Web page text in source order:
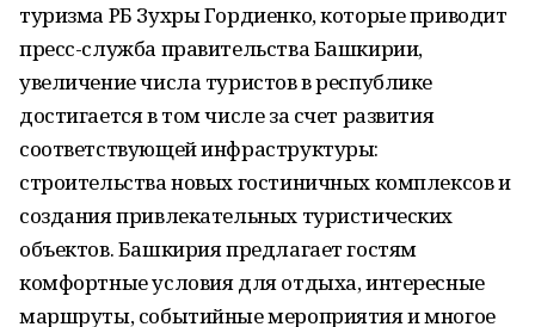
туризма РБ Зухры Гордиенко, которые приводит
пресс-служба правительства Башкирии,
увеличение числа туристов в республике
достигается в том числе за счет развития
соответствующей инфраструктуры:
строительства новых гостиничных комплексов и
создания привлекательных туристических
объектов. Башкирия предлагает гостям
комфортные условия для отдыха, интересные
маршруты, событийные мероприятия и многое